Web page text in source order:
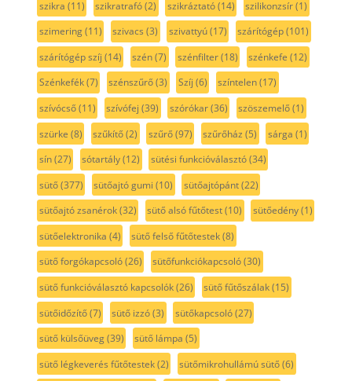
szikra (11) szikratrafó(2) szikráztató(14) szilikonzsír(1)
szimering(11) szivacs (3) szivattyú(17) szárítógép(101)
szárítógép szíj (14) szén(7) szénfilter(18) szénkefe (12)
Szénkefék(7) szénszűrő(3) Szíj (6) színtelen(17)
szívócső(11) szívófej (39) szórókar(36) szöszemelő(1)
szürke (8) szűkítő(2) szűrő(97) szűrőház (5) sárga (1)
sín(27) sótartály(12) sütési funkcióválasztó(34)
sütő(377) sütőajtó gumi (10) sütőajtópánt(22)
sütőajtó zsanérok(32) sütő alsó fűtőtest(10) sütőedény(1)
sütőelektronika (4) sütő felső fűtőtestek(8)
sütő forgókapcsoló(26) sütőfunkciókapcsoló(30)
sütő funkcióválasztó kapcsolók(26) sütő fűtőszálak(15)
sütőidőzítő(7) sütő izzó(3) sütőkapcsoló(27)
sütő külsőüveg(39) sütő lámpa (5)
sütő légkeverés fűtőtestek(2) sütőmikrohullámú sütő(6)